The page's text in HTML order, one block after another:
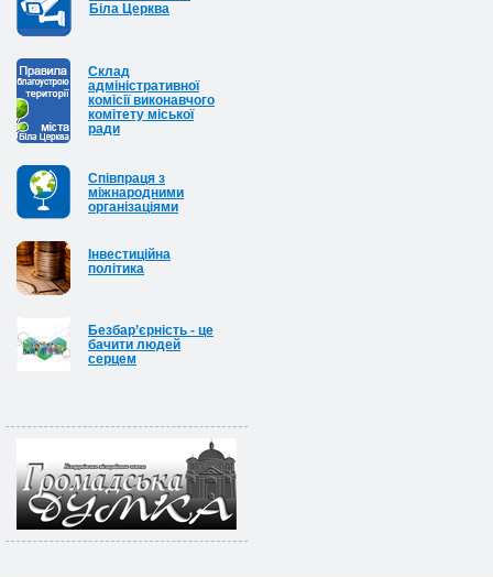
Біла Церква
Cклад
адміністративної
комісії виконавчого
комітету міської
ради
Співпраця з
міжнародними
організаціями
Інвестиційна
політика
Безбар’єрність - це
бачити людей
серцем